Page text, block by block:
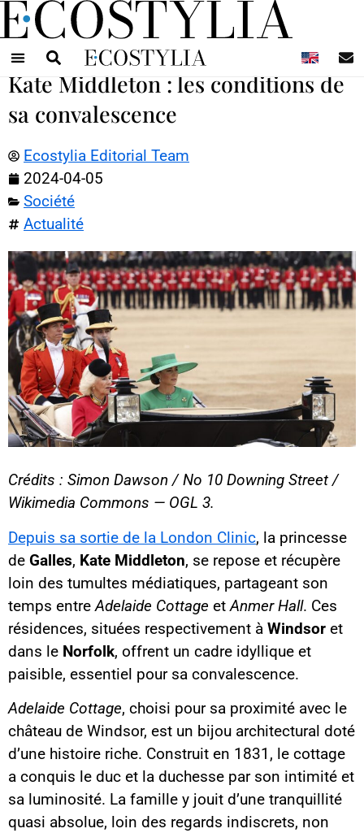
Kate Middleton : les conditions de
sa convalescence
Ecostylia Editorial Team
2024-04-05
Société
Actualité
Crédits : Simon Dawson / No 10 Downing Street /
Wikimedia Commons — OGL 3.
Depuis sa sortie de la London Clinic, la princesse
de Galles, Kate Middleton, se repose et récupère
loin des tumultes médiatiques, partageant son
temps entreAdelaide Cottage etAnmer Hall. Ces
résidences, situées respectivement à Windsor et
dans le Norfolk, offrent un cadre idyllique et
paisible, essentiel pour sa convalescence.
Adelaide Cottage, choisi pour sa proximité avec le
château de Windsor, est un bijou architectural doté
d’une histoire riche. Construit en 1831, le cottage
a conquis le duc et la duchesse par son intimité et
sa luminosité. La famille y jouit d’une tranquillité
quasi absolue, loin des regards indiscrets, non